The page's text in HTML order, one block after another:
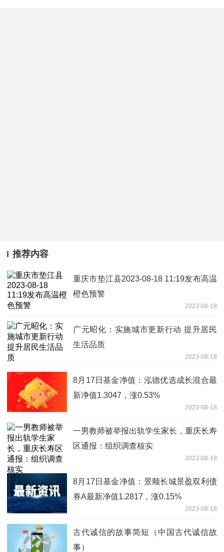
推荐内容
重庆市垫江县2023-08-18 11:19发布高温
橙色预警
2023-08-18
广元昭化：实施城市更新行动 提升居民
生活品质
2023-08-18
8月17日基金净值：泓德优选成长混合最
新净值1.3047，涨0.53%
2023-08-18
一男教师被举报出轨学生家长，重庆长寿
区通报：组织调查核实
2023-08-18
8月17日基金净值：景顺长城景盈双利债
券A最新净值1.2817，涨0.15%
2023-08-18
古代诚信的故事简短（中国古代诚信故
事）